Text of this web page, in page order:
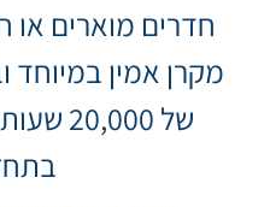
חדרים מוארים או
מקרן אמין במיוחד
של